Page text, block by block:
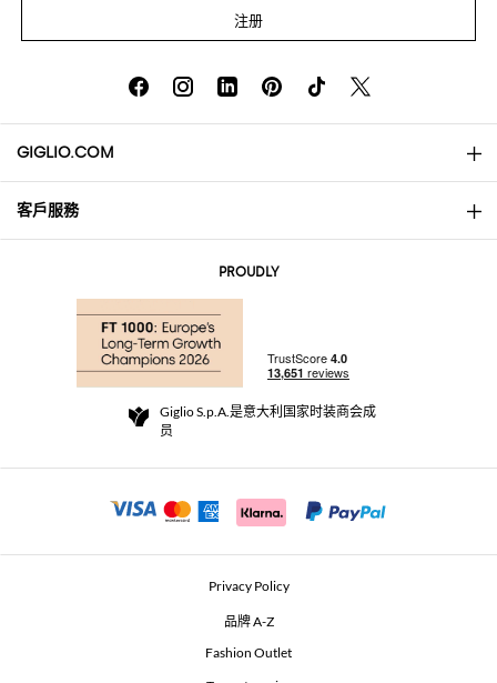
注册
GIGLIO.COM
About
Community Store
Beauty Seekers VIP Club
客戶服務
退货与退款
For a safe shopping experience
Security Communication
PROUDLY
Giglio S.p.A.是意大利国家时装商会成
员
Privacy Policy
品牌 A-Z
Fashion Outlet